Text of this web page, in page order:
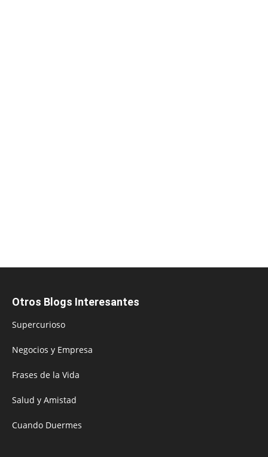
Otros Blogs Interesantes
Supercurioso
Negocios y Empresa
Frases de la Vida
Salud y Amistad
Cuando Duermes